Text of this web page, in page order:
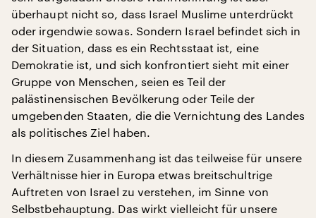
überhaupt nicht so, dass Israel Muslime unterdrückt
oder irgendwie sowas. Sondern Israel befindet sich in
der Situation, dass es ein Rechtsstaat ist, eine
Demokratie ist, und sich konfrontiert sieht mit einer
Gruppe von Menschen, seien es Teil der
palästinensischen Bevölkerung oder Teile der
umgebenden Staaten, die die Vernichtung des Landes
als politisches Ziel haben.
In diesem Zusammenhang ist das teilweise für unsere
Verhältnisse hier in Europa etwas breitschultrige
Auftreten von Israel zu verstehen, im Sinne von
Selbstbehauptung. Das wirkt vielleicht für unsere